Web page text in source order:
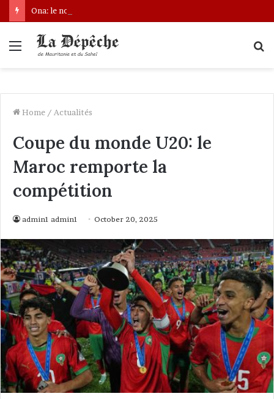
Ona: le nouveau bâtonnier installé
Menu
Home / Actualités
Coupe du monde U20: le
Maroc remporte la
compétition
admin1 admin1 October 20, 2025